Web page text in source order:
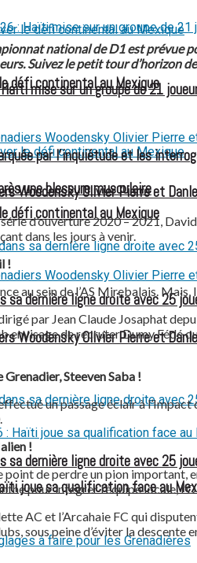
mise sur un groupe de 21
défi continental au Mexique
Woodensky Olivier Pierre et
sa dernière ligne droite avec 25
défi continental au Mexique
Woodensky Olivier Pierre et
sa dernière ligne droite avec 25
joue sa qualification face au
national de D1 est prévue
Suivez le petit tour d’horizon
par l’inquiétude et les
une blessure musculaire
d’ouverture 2020 – 2021,
dans les jours à venir.
!
au sein de l’AS Mirebalais.
par Jean Claude Josaphat
envisage de recruter Dumy Fédé
Steeven Saba !
un passage éclair à
!
de perdre un pion important,
pour intégrer l’équipe locale,
AC et l’Arcahaie FC qui
sous peine d’éviter la descente